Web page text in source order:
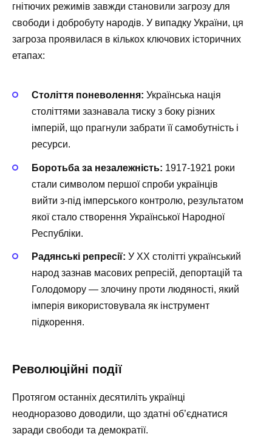
гнітючих режимів завжди становили загрозу для
свободи і добробуту народів. У випадку України, ця
загроза проявилася в кількох ключових історичних
етапах:
Століття поневолення: Українська нація
століттями зазнавала тиску з боку різних
імперій, що прагнули забрати її самобутність і
ресурси.
Боротьба за незалежність: 1917-1921 роки
стали символом першої спроби українців
вийти з-під імперського контролю, результатом
якої стало створення Української Народної
Республіки.
Радянські репресії: У ХХ столітті український
народ зазнав масових репресій, депортацій та
Голодомору — злочину проти людяності, який
імперія використовувала як інструмент
підкорення.
Революційні події
Протягом останніх десятиліть українці
неодноразово доводили, що здатні об’єднатися
заради свободи та демократії.